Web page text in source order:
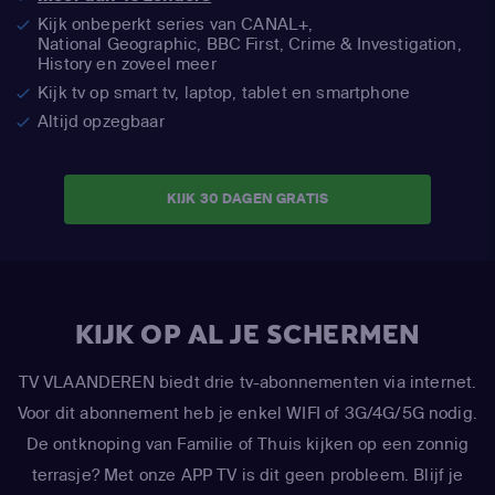
Kijk onbeperkt series van CANAL+,
National Geographic, BBC First, Crime & Investigation,
History en zoveel meer
Kijk tv op smart tv, laptop, tablet en smartphone
Altijd opzegbaar
KIJK 30 DAGEN GRATIS
KIJK OP AL JE SCHERMEN
TV VLAANDEREN biedt drie tv-abonnementen via internet.
Voor dit abonnement heb je enkel WIFI of 3G/4G/5G nodig.
De ontknoping van Familie of Thuis kijken op een zonnig
terrasje? Met onze APP TV is dit geen probleem. Blijf je